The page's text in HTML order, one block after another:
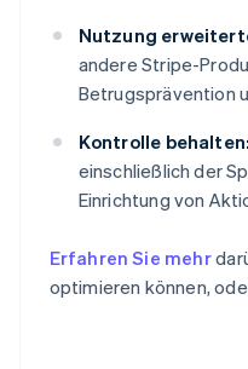
Nutzung
andere Stripe-
Betrugsprävention
Kontrolle behalten:
einschließlich der
Einrichtung von
Erfahren Sie mehr
optimieren können,